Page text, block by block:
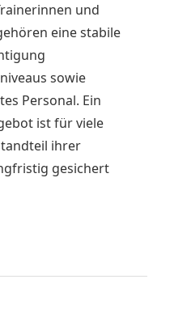
und
eine stabile
sowie
Personal. Ein
ist für viele
ihrer
gesichert